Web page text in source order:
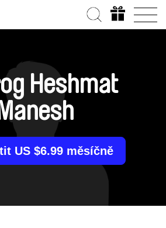
Heshmat
Manesh
US $6.99 měsíčně